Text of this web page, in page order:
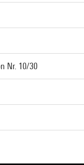
Nr. 10/30